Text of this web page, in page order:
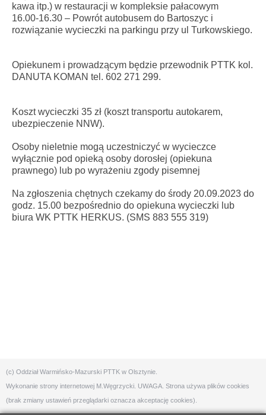
kawa itp.) w restauracji w kompleksie pałacowym
16.00-16.30 – Powrót autobusem do Bartoszyc i
rozwiązanie wycieczki na parkingu przy ul Turkowskiego.
Opiekunem i prowadzącym będzie przewodnik PTTK kol.
DANUTA KOMAN tel. 602 271 299.
Koszt wycieczki 35 zł (koszt transportu autokarem,
ubezpieczenie NNW).
Osoby nieletnie mogą uczestniczyć w wycieczce
wyłącznie pod opieką osoby dorosłej (opiekuna
prawnego) lub po wyrażeniu zgody pisemnej
Na zgłoszenia chętnych czekamy do środy 20.09.2023 do
godz. 15.00 bezpośrednio do opiekuna wycieczki lub
biura WK PTTK HERKUS. (SMS 883 555 319)
(c) Oddział Warmińsko-Mazurski PTTK w Olsztynie.
Wykonanie strony internetowej M.Węgrzycki . UWAGA. Strona używa plików cookies
(brak zmiany ustawień przeglądarki oznacza akceptację cookies).